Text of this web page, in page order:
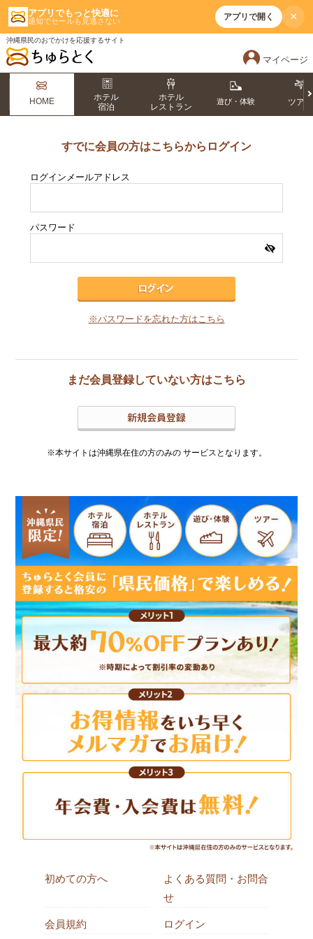
アプリでもっと快適に
通知でセールも見逃さない アプリで開く ×
沖縄県民のおでかけを応援するサイト
マイページ
HOME
ホテル
宿泊
ホテル
レストラン
遊び・体験 ツアー
すでに会員の方はこちらからログイン
ログインメールアドレス
パスワード
※パスワードを忘れた方はこちら
まだ会員登録していない方はこちら
※本サイトは沖縄県在住の方のみのサービスとなります。
初めての方へ
よくある質問・お問合
せ
会員規約 ログイン